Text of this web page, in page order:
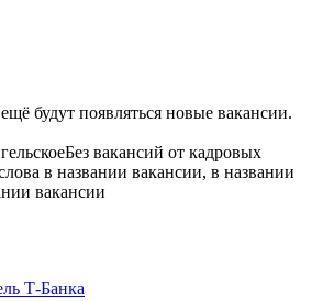
будут появляться новые вакансии.
Без вакансий от кадровых
в названии вакансии, в названии
вакансии
Т-Банка